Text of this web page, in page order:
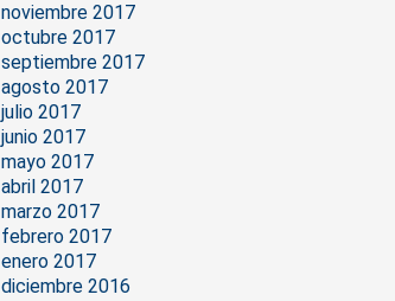
noviembre 2017
octubre 2017
septiembre 2017
agosto 2017
julio 2017
junio 2017
mayo 2017
abril 2017
marzo 2017
febrero 2017
enero 2017
diciembre 2016